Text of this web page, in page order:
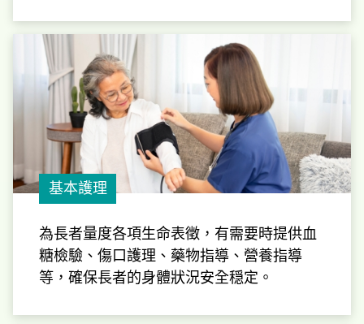
基本護理
為長者量度各項生命表徵，有需要時提供血
糖檢驗、傷口護理、藥物指導、營養指導
等，確保長者的身體狀況安全穏定。